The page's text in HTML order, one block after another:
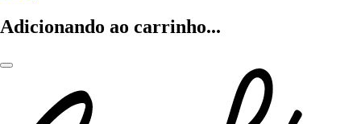
Adicionando ao carrinho...